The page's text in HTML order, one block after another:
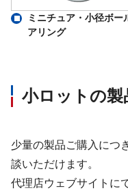
ミニチュア・小径ボー
アリング
小ロットの製
少量の製品ご購入につ
談いただけます。
代理店ウェブサイトに